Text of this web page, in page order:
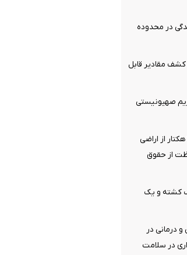
2 حادثه رانندگی در محدوده
کشف مقادیر قابل
با رژیم صهیونیستی
از انفال در البرز/بازپس‌گیری ۳۱ هکتار از اراضی
حفاظت از حقوق
کشته و یک
درمانی در
در سلامت